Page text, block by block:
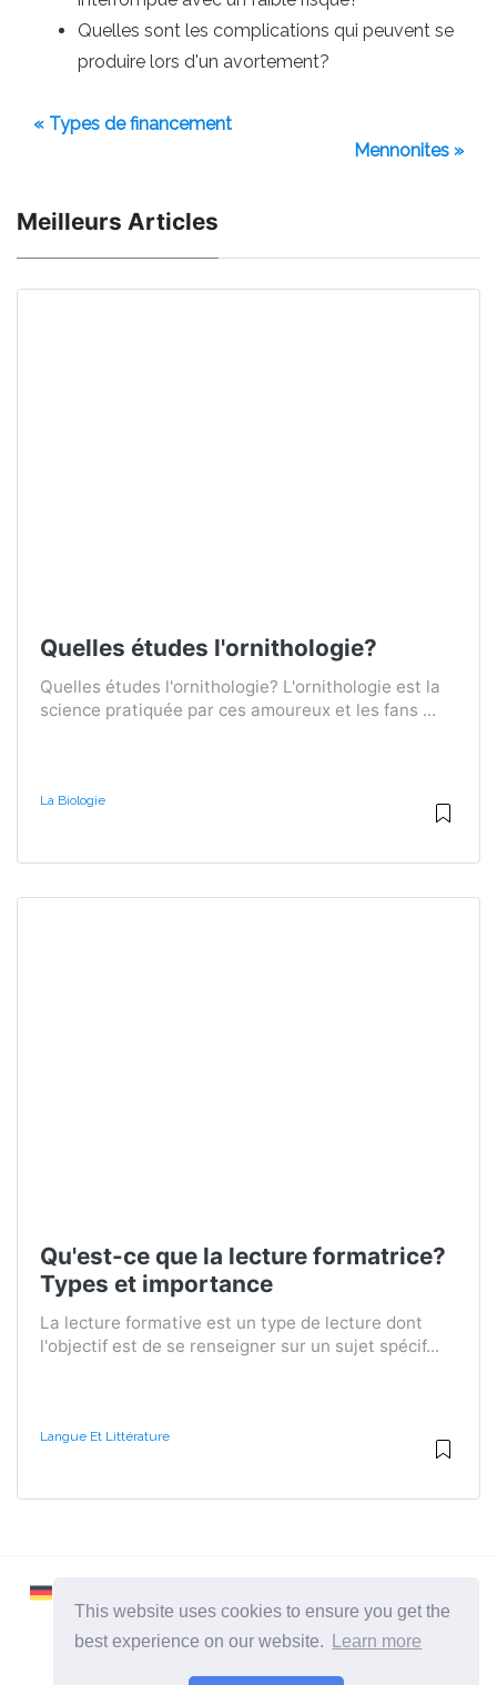
This website uses cookies to ensure you get the
best experience on our website.
Learn more
Quelles sont les complications qui peuvent se
produire lors d'un avortement?
« Types de financement
Mennonites »
Meilleurs Articles
Quelles études l'ornithologie?
Quelles études l'ornithologie? L'ornithologie est la
science pratiquée par ces amoureux et les fans ...
La Biologie
Qu'est-ce que la lecture formatrice?
Types et importance
La lecture formative est un type de lecture dont
l'objectif est de se renseigner sur un sujet spécif...
Langue Et Littérature
2026 ©Learnaboutworld